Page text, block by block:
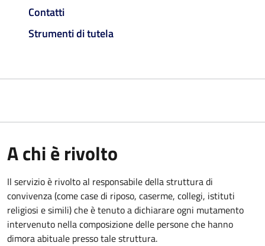
Contatti
Strumenti di tutela
A chi è rivolto
Il servizio è rivolto al responsabile della struttura di
convivenza (come case di riposo, caserme, collegi, istituti
religiosi e simili) che è tenuto a dichiarare ogni mutamento
intervenuto nella composizione delle persone che hanno
dimora abituale presso tale struttura.